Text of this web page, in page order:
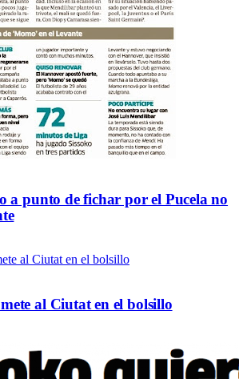
a punto de fichar por el Pucela no
al Ciutat en el bolsillo